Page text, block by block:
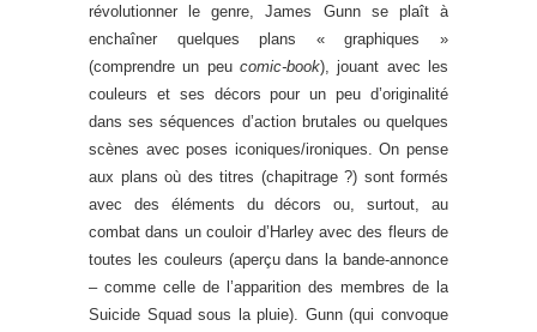
révolutionner le genre, James Gunn se plaît à
enchaîner quelques plans « graphiques »
(comprendre un peu comic-book), jouant avec les
couleurs et ses décors pour un peu d’originalité
dans ses séquences d’action brutales ou quelques
scènes avec poses iconiques/ironiques. On pense
aux plans où des titres (chapitrage ?) sont formés
avec des éléments du décors ou, surtout, au
combat dans un couloir d’Harley avec des fleurs de
toutes les couleurs (aperçu dans la bande-annonce
– comme celle de l’apparition des membres de la
Suicide Squad sous la pluie). Gunn (qui convoque